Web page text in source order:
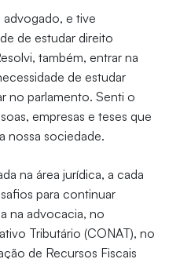
e tive
de estudar direito
também, entrar na
de estudar
no parlamento. Senti o
empresas e teses que
nossa sociedade.
na área jurídica, a cada
para continuar
na advocacia, no
Tributário (CONAT), no
de Recursos Fiscais